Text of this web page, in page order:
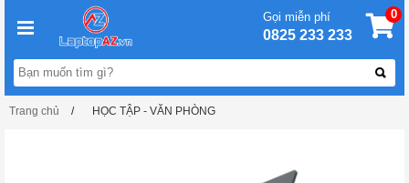
Gọi miễn phí
0825 233 233
0
Trang chủ HỌC TẬP - VĂN PHÒNG